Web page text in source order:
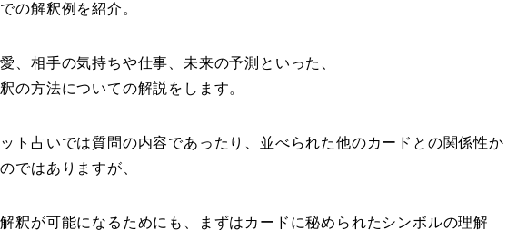
の解釈例を紹介。
、相手の気持ちや仕事、未来の予測といった、
の方法についての解説をします。
ト占いでは質問の内容であったり、並べられた他のカードとの関係性か
ではありますが、
釈が可能になるためにも、まずはカードに秘められたシンボルの理解